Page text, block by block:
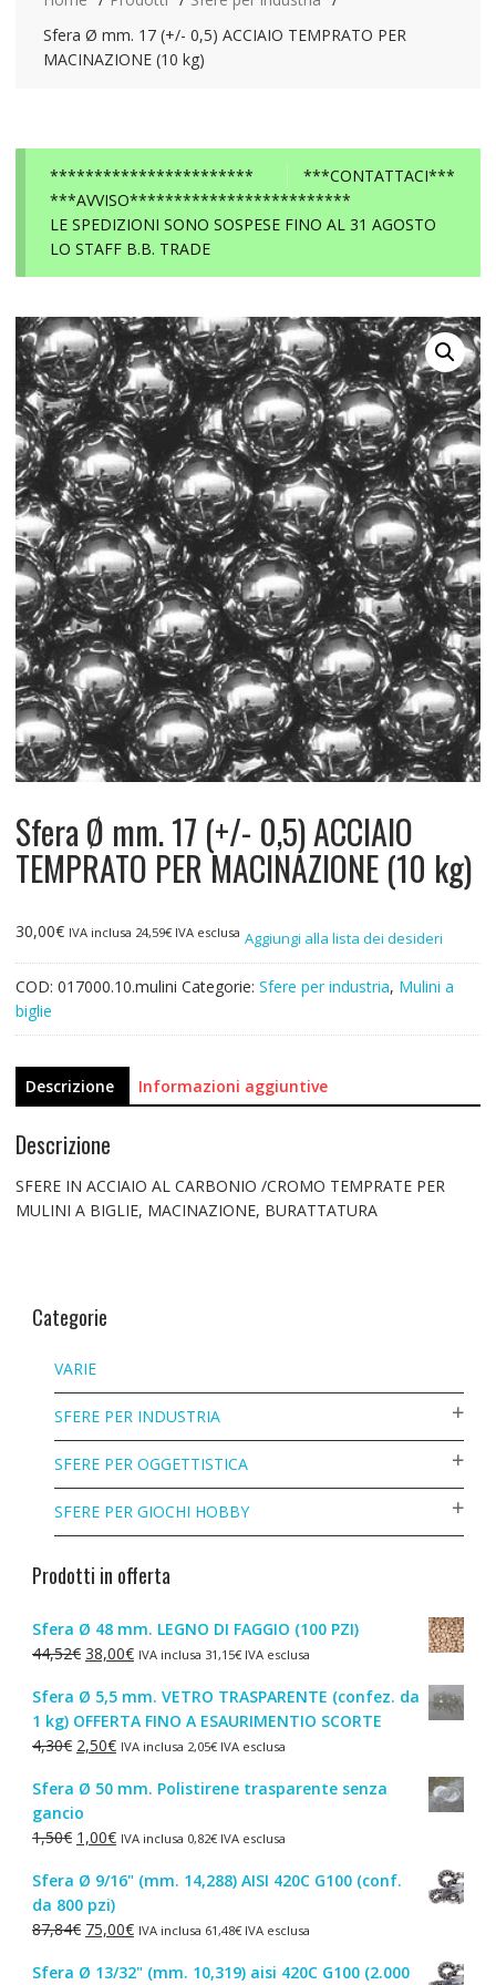
Sfera Ø mm. 17 (+/- 0,5) ACCIAIO TEMPRATO PER
MACINAZIONE (10 kg)
***CONTATTACI***
***********************
***AVVISO*************************
LE SPEDIZIONI SONO SOSPESE FINO AL 31 AGOSTO
LO STAFF B.B. TRADE
Sfera Ø mm. 17 (+/- 0,5) ACCIAIO
TEMPRATO PER MACINAZIONE (10 kg)
30,00€ IVA inclusa 24,59€IVA esclusa Aggiungi alla lista dei desideri
COD: 017000.10.mulini Categorie: Sfere per industria, Mulini a
biglie
Descrizione Informazioni aggiuntive
Descrizione
SFERE IN ACCIAIO AL CARBONIO /CROMO TEMPRATE PER
MULINI A BIGLIE, MACINAZIONE, BURATTATURA
Categorie
VARIE
SFERE PER INDUSTRIA
SFERE PER OGGETTISTICA
SFERE PER GIOCHI HOBBY
Prodotti in offerta
Sfera Ø 48 mm. LEGNO DI FAGGIO (100 PZI)
44,52€ Il
originale
era:
44,52€.
38,00€Il
attuale
è:
38,00€.
IVA inclusa 31,15€IVA esclusa
Sfera Ø 5,5 mm. VETRO TRASPARENTE (confez. da
1 kg) OFFERTA FINO A ESAURIMENTIO SCORTE
4,30€ Il
originale
era:
4,30€.
2,50€Il
attuale
2,50€.
IVA inclusa 2,05€IVA esclusa
Sfera Ø 50 mm. Polistirene trasparente senza
gancio
1,50€ Il
originale
era:
1,50€.
1,00€Il
attuale
è:
1,00€.
IVA inclusa 0,82€IVA esclusa
Sfera Ø 9/16" (mm. 14,288) AISI 420C G100 (conf.
da 800 pzi)
87,84€ Il
originale
75,00€Il
attuale
IVA inclusa 61,48€IVA esclusa
Sfera Ø 13/32" (mm. 10,319) aisi 420C G100 (2.000